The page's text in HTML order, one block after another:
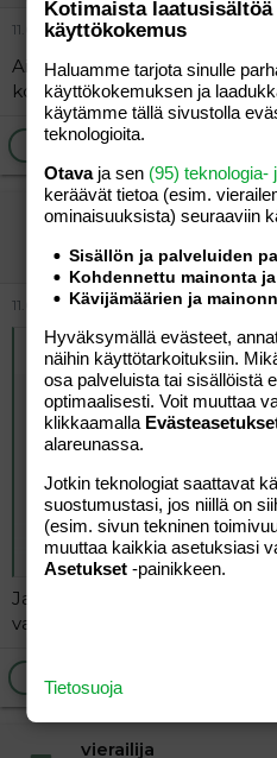
11.05.2026
Ai että, nyt on oikeaa musaa
kolmikko koossa.
Ilmoita asiaton viesti
vierailija
11.05.2026
Alkuperäinen kirjoittaja
No en oo soittanut sinne
päivystysajan ku soitin sen
oikoja kehoituksesta tonne
Hammasta/paikan kohtaa ei
tiedä liittyykö ollenkaan
kokonaiskorjaus kai vasta
aika. Tän heinäkuun sain
Click to
Ja tää leukojen särky on nyt
vasta, enempi aamulla.
Ilmoita asiaton viesti
vierailija
Kotimaista
käyttökokemus
Haluamme tarjota sinulle
käyttökokemuksen ja
käytämme tällä sivustolla
teknologioita.
Otavaja sen (95) teknologia-
keräävät tietoa (esim.
ominaisuuk­sista) seuraaviin
Sisällön ja palveluiden
Kohdennettu mainonta
Kävijämäärien ja
Hyväksymällä evästeet,
näihin käyttötarkoituksiin.
osa palveluista tai sisällöistä
optimaalisesti. Voit muuttaa
klikkaamalla
alareunassa.
Jotkin teknologiat saattavat
suostumustasi, jos niillä on
(esim. sivun tekninen
muuttaa kaikkia asetuksiasi
Asetukset -painikkeen.
Tietosuoja